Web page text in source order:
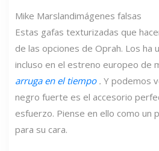
Mike Marslandimágenes falsas
Estas gafas texturizadas que
de las opciones de Oprah. Los ha
incluso en el estreno europeo de
arruga en el tiempo. Y podemos
negro fuerte es el accesorio
esfuerzo. Piense en ello como un
para su cara.